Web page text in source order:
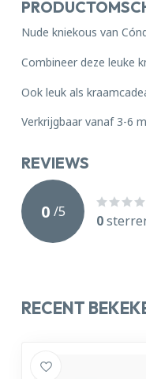
Nude kniekous van
Combineer deze leuke
Ook leuk als
Verkrijgbaar vanaf 3-6
REVIEWS
0 /5
0
RECENT